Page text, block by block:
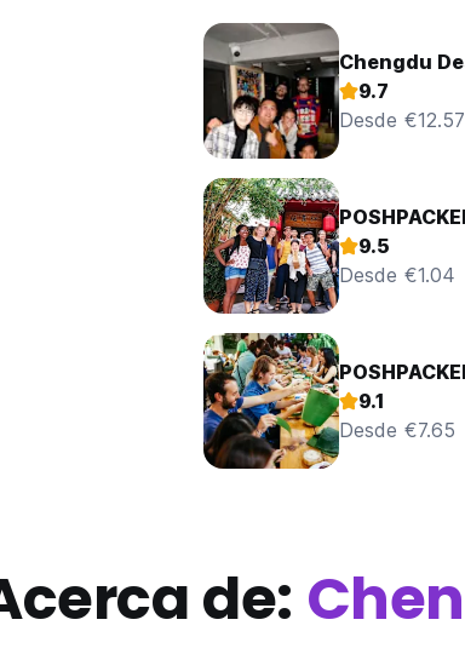
Chengdu
9.7
Desde €12.57
9.5
Desde €1.04
9.1
Desde €7.65
de: